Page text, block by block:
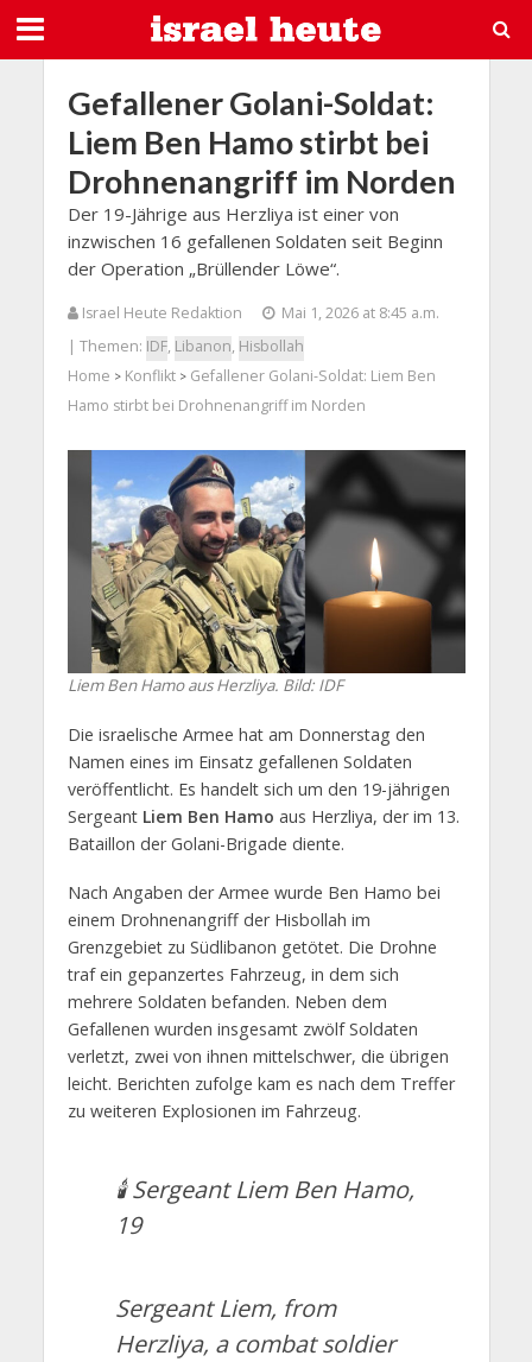
Gefallener Golani-Soldat:
Liem Ben Hamo stirbt bei
Drohnenangriff im Norden
Der 19-Jährige aus Herzliya ist einer von
inzwischen 16 gefallenen Soldaten seit Beginn
der Operation „Brüllender Löwe“.
Israel Heute Redaktion
Mai 1, 2026 at 8:45 a.m.
| Themen: IDF, Libanon, Hisbollah
Home > Konflikt> Gefallener Golani-Soldat: Liem Ben
Hamo stirbt bei Drohnenangriff im Norden
Liem Ben Hamo aus Herzliya. Bild: IDF
Die israelische Armee hat am Donnerstag den
Namen eines im Einsatz gefallenen Soldaten
veröffentlicht. Es handelt sich um den 19-jährigen
Sergeant Liem Ben Hamo aus Herzliya, der im 13.
Bataillon der Golani-Brigade diente.
Nach Angaben der Armee wurde Ben Hamo bei
einem Drohnenangriff der Hisbollah im
Grenzgebiet zu Südlibanon getötet. Die Drohne
traf ein gepanzertes Fahrzeug, in dem sich
mehrere Soldaten befanden. Neben dem
Gefallenen wurden insgesamt zwölf Soldaten
verletzt, zwei von ihnen mittelschwer, die übrigen
leicht. Berichten zufolge kam es nach dem Treffer
zu weiteren Explosionen im Fahrzeug.
🕯️ Sergeant Liem Ben Hamo,
19
Sergeant Liem, from
Herzliya, a combat soldier